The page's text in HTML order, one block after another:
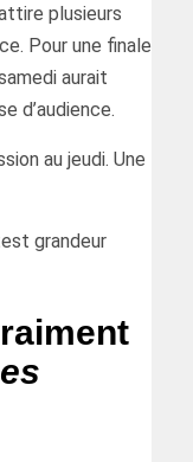
plusieurs
Pour une finale
aurait
d’audience.
au jeudi. Une
grandeur